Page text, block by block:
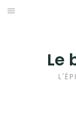
Aller
Le